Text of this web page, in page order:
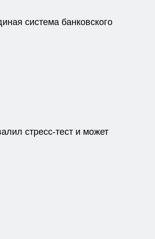
система банковского
стресс-тест и может